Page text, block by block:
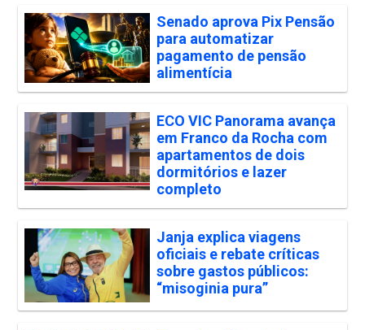
Senado aprova Pix Pensão
para automatizar
pagamento de pensão
alimentícia
ECO VIC Panorama avança
em Franco da Rocha com
apartamentos de dois
dormitórios e lazer
completo
Janja explica viagens
oficiais e rebate críticas
sobre gastos públicos:
“misoginia pura”